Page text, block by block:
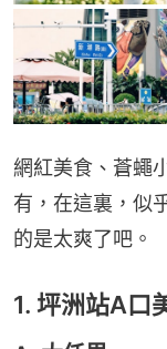
網紅美食、蒼蠅
有，在這裏，似
的是太爽了吧。
1. 坪洲站A口